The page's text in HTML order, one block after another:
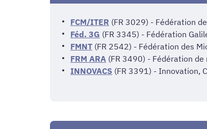
FCM/ITER (FR 3029) - Fédération
Féd. 3G (FR 3345) - Fédération
FMNT (FR 2542) - Fédération des
FRM ARA (FR 3490) - Fédération
INNOVACS (FR 3391) - Innovation,